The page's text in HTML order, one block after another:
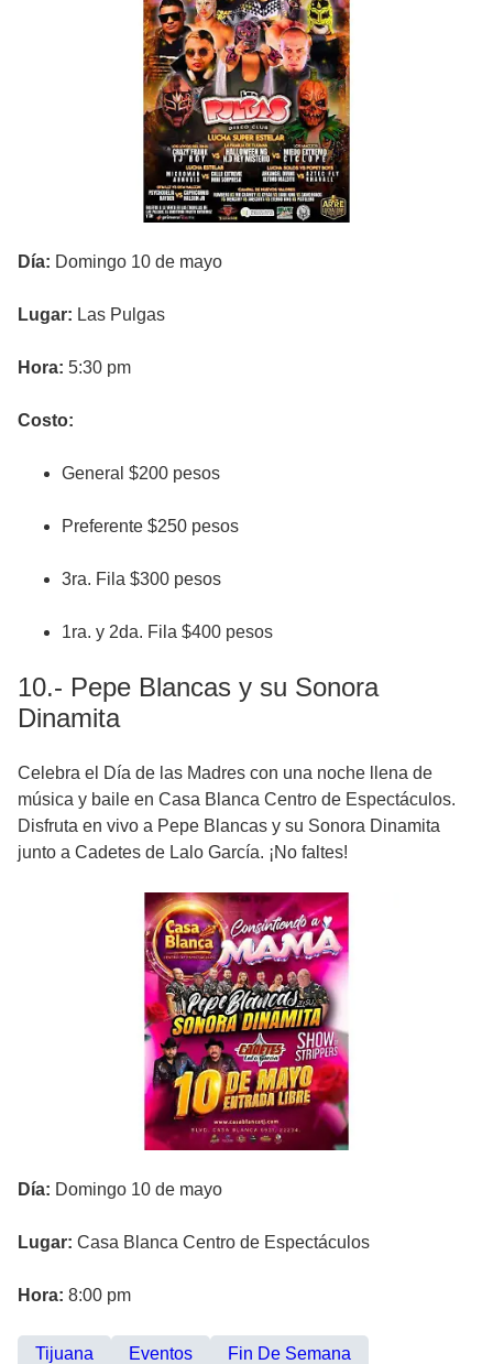
Día: Domingo 10 de mayo
Lugar: Las Pulgas
Hora: 5:30 pm
Costo:
General $200 pesos
Preferente $250 pesos
3ra. Fila $300 pesos
1ra. y 2da. Fila $400 pesos
10.- Pepe Blancas y su Sonora
Dinamita
Celebra el Día de las Madres con una noche llena de
música y baile en Casa Blanca Centro de Espectáculos.
Disfruta en vivo a Pepe Blancas y su Sonora Dinamita
junto a Cadetes de Lalo García. ¡No faltes!
Día: Domingo 10 de mayo
Lugar: Casa Blanca Centro de Espectáculos
Hora: 8:00 pm
Tijuana Eventos Fin De Semana